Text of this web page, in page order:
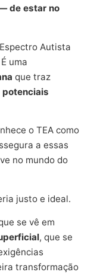
de estar no
Autista
uma
que traz
potenciais
o TEA como
a essas
no mundo do
justo e ideal.
se vê em
, que se
transformação